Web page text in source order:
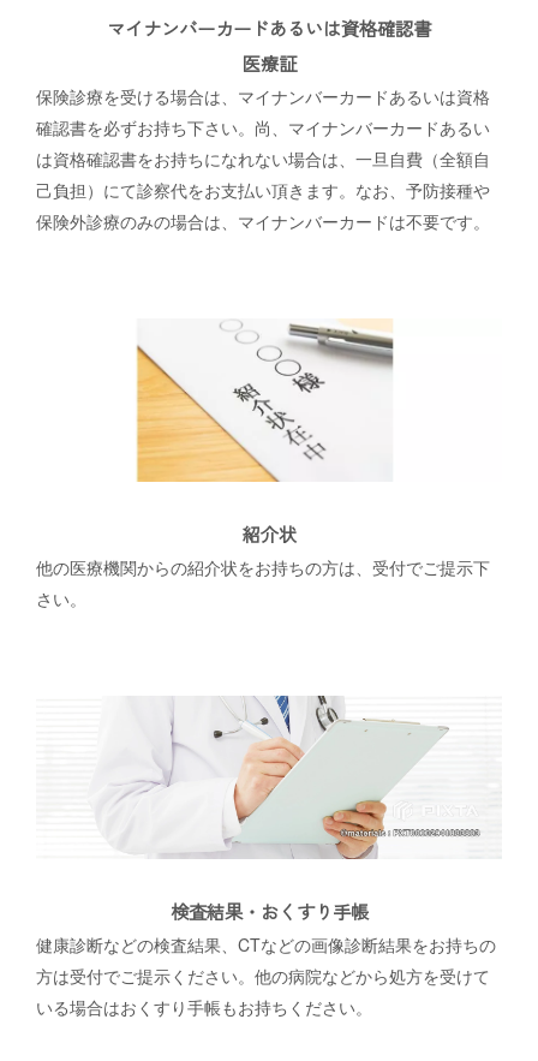
マイナンバーカードあるいは資格確認書
医療証
保険診療を受ける場合は、マイナンバーカードあるいは資格
確認書を必ずお持ち下さい。尚、マイナンバーカードあるい
は資格確認書をお持ちになれない場合は、一旦自費（全額自
己負担）にて診察代をお支払い頂きます。なお、予防接種や
保険外診療のみの場合は、マイナンバーカードは不要です。
紹介状
他の医療機関からの紹介状をお持ちの方は、受付でご提示下
さい。
検査結果・おくすり手帳
健康診断などの検査結果、CTなどの画像診断結果をお持ちの
方は受付でご提示ください。他の病院などから処方を受けて
いる場合はおくすり手帳もお持ちください。